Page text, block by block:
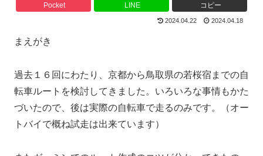
Pocket LINE コピー
2024.04.22 2024.04.18
まえがき
過去１６回にわたり、京都から鳥取県の若桜宿までの自
転車ルートを検討してきました。いろいろな事情もかた
づいたので、後は実際の自転車で走るのみです。（オー
トバイで概ね試走は出来ています）